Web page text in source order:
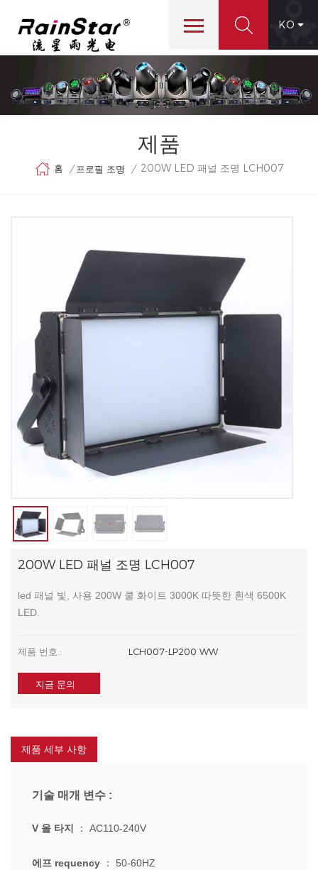
KO
제품
홈 / 프로필 조명 / 200W LED 패널 조명 LCH007
200W LED 패널 조명 LCH007
led 패널 빛, 사용 200W 쿨 화이트 3000K 따뜻한 흰색 6500K
LED.
제품 번호.: LCH007-LP200 WW
지금 문의
제품 세부 사항
기술 매개 변수 :
V 올 타지 ： AC110-240V
에프 requency ： 50-60HZ